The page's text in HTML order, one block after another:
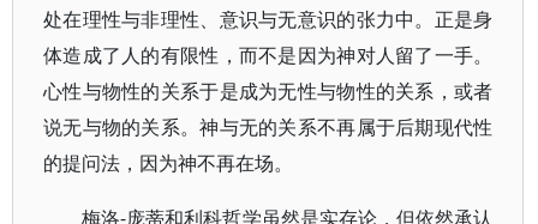
处在理性与非理性、意识与无意识的张力中。正是身
体造成了人的有限性，而不是因为神对人留了一手。
心性与物性的关系于是成为无性与物性的关系，或者
说无与物的关系。神与无的关系不再属于后期现代性
的提问法，因为神不再在场。
梅洛-庞蒂和利科哲学虽然是实存论，但依然承认